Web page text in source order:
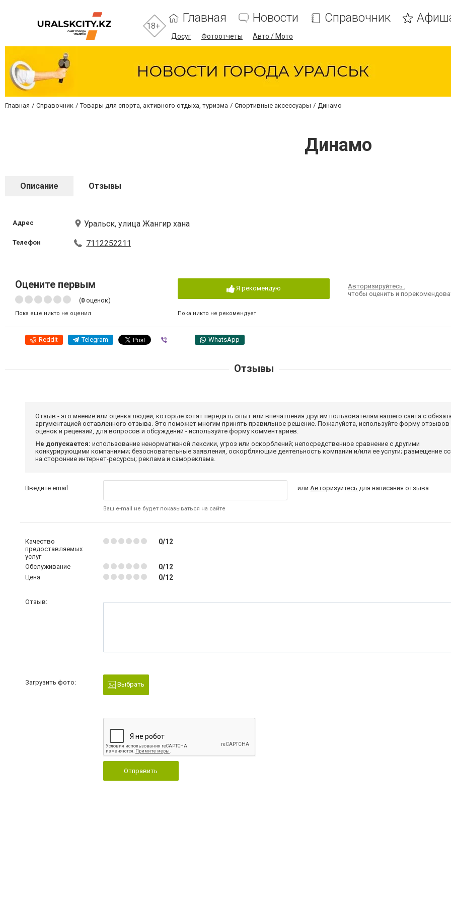
18+
Главная Новости Справочник
Досуг Фотоотчеты Авто / Мото
Главная Справочник Товары для спорта, активного отдыха, туризма Спортивные аксессуары Динамо
Динамо
Описание Отзывы
Адрес Уральск, улица Жангир хана
Телефон 7112252211
Оцените первым
(0 оценок)
Пока еще никто не оценил
Я рекомендую
Пока никто не рекомендует
Авторизируйтесь,
чтобы оценить и
Reddit Telegram WhatsApp
Отзывы
Отзыв - это мнение или оценка людей, которые хотят передать опыт или впечатления другим пользователям нашего сайта с
аргументацией оставленного отзыва. Это поможет многим принять правильное решение. Пожалуйста, используйте форму отзывов
оценок и рецензий, для вопросов и обсуждений - используйте форму комментариев.
Не допускается: использование ненормативной лексики, угроз или оскорблений; непосредственное сравнение с другими
конкурирующими компаниями; безосновательные заявления, оскорбляющие деятельность компании и/или ее услуги; размещение
на сторонние интернет-ресурсы; реклама и самореклама.
Введите email:
Ваш e-mail не будет показываться на сайте
илиАвторизуйтесь для написания отзыва
Качество
предоставляемых
услуг
0/12
Обслуживание 0/12
Цена 0/12
Отзыв:
Загрузить фото: Выбрать
Отправить